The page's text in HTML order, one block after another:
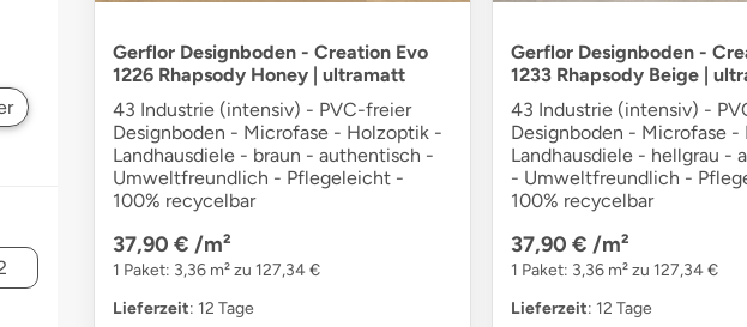
Gerflor Designboden - Creation Evo
1226 Rhapsody Honey | ultramatt
43 Industrie (intensiv) - PVC-freier
Designboden - Microfase - Holzoptik -
Landhausdiele - braun - authentisch -
Umweltfreundlich - Pflegeleicht -
100% recycelbar
37,90 € /m²
1 Paket: 3,36 m² zu 127,34 €
Lieferzeit: 12 Tage
Gerflor Designboden -
1233 Rhapsody Beige |
43 Industrie (intensiv) -
Designboden - Microfase
Landhausdiele - hellgrau -
- Umweltfreundlich -
100% recycelbar
37,90 € /m²
1 Paket: 3,36 m² zu 127,34 €
Lieferzeit: 12 Tage